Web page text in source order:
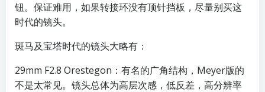
钮。保证难用，如果转接环没有顶针挡板，尽量别买这
时代的镜头。
斑马及宝塔时代的镜头大略有：
29mm F2.8 Orestegon：有名的广角结构，Meyer版的
不是太常见。镜头总体为高层次感，低反差，高分辨率